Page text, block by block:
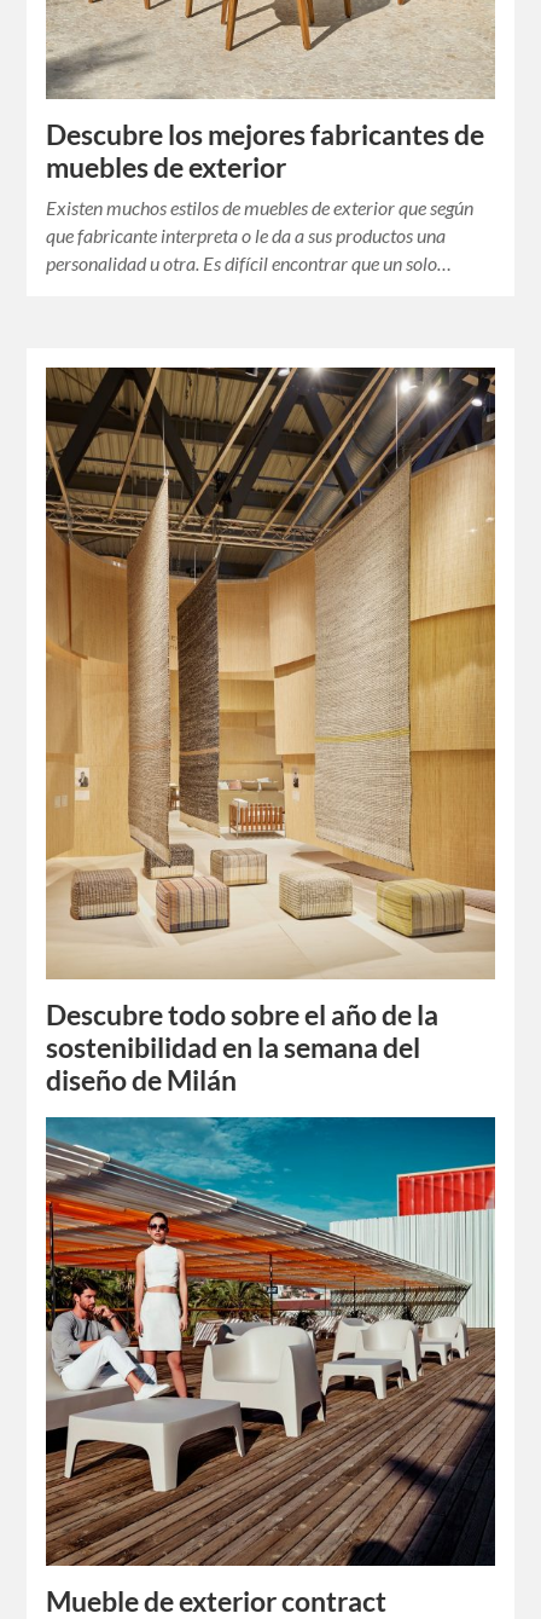
Descubre los mejores fabricantes de
muebles de exterior
Existen muchos estilos de muebles de exterior que según
que fabricante interpreta o le da a sus productos una
personalidad u otra. Es difícil encontrar que un solo…
Descubre todo sobre el año de la
sostenibilidad en la semana del
diseño de Milán
Esta semana empieza el famoso Salone del Mobile de
Milán, que celebrará ni más ni menos que su 60ª edición y
lleva por bandera la sostenibilidad. De ahí que hayan…
Mueble de exterior contract